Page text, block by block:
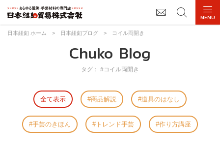
日本紐釦 ホーム > 日本紐釦ブログ > コイル両開き
Chuko Blog
タグ： #コイル両開き
全て表示 商品解説 道具のはなし
手芸のきほん トレンド手芸 作り方講座